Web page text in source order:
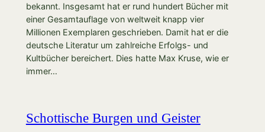
bekannt. Insgesamt hat er rund hundert Bücher mit
einer Gesamtauflage von weltweit knapp vier
Millionen Exemplaren geschrieben. Damit hat er die
deutsche Literatur um zahlreiche Erfolgs- und
Kultbücher bereichert. Dies hatte Max Kruse, wie er
immer…
Schottische Burgen und Geister